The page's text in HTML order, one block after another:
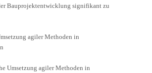
Bauprojektentwicklung signifikant zu
agiler Methoden in
Umsetzung agiler Methoden in